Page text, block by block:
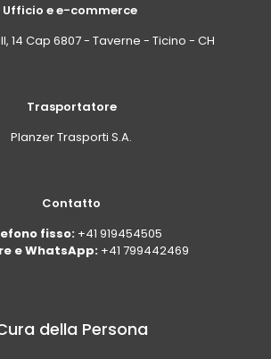
Ufficio e e-commerce
14 Cap 6807 - Taverne - Ticino - CH
Trasportatore
Planzer Trasporti S.A.
Contatto
fisso: +41 919454505
e WhatsApp: +41 799442469
della Persona